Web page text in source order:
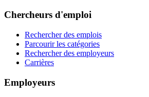
Chercheurs d'emploi
Rechercher des emplois
Parcourir les catégories
Rechercher des employeurs
Carrières
Employeurs